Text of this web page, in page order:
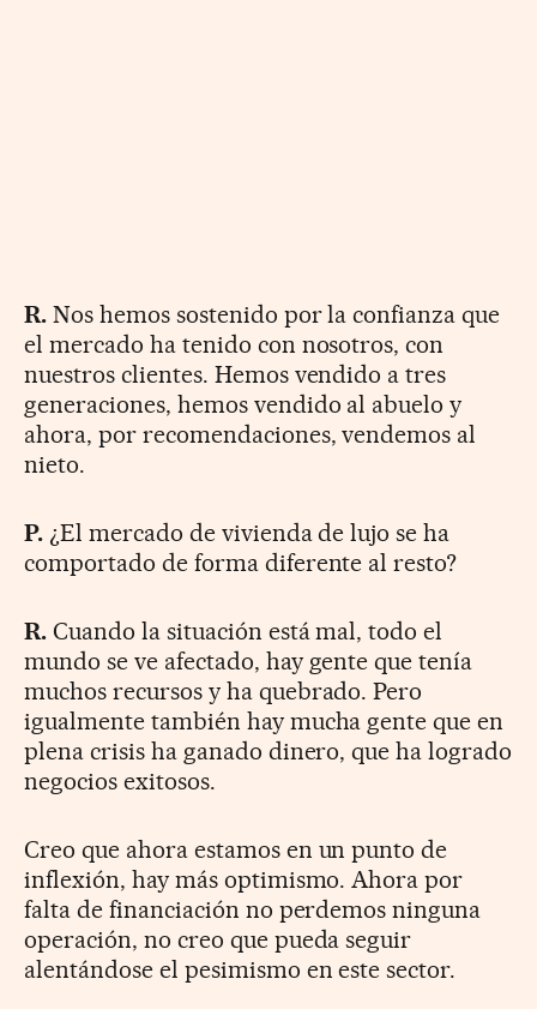
R.Nos hemos sostenido por la confianza que
el mercado ha tenido con nosotros, con
nuestros clientes. Hemos vendido a tres
generaciones, hemos vendido al abuelo y
ahora, por recomendaciones, vendemos al
nieto.
P.¿El mercado de vivienda de lujo se ha
comportado de forma diferente al resto?
R.Cuando la situación está mal, todo el
mundo se ve afectado, hay gente que tenía
muchos recursos y ha quebrado. Pero
igualmente también hay mucha gente que en
plena crisis ha ganado dinero, que ha logrado
negocios exitosos.
Creo que ahora estamos en un punto de
inflexión, hay más optimismo. Ahora por
falta de financiación no perdemos ninguna
operación, no creo que pueda seguir
alentándose el pesimismo en este sector.